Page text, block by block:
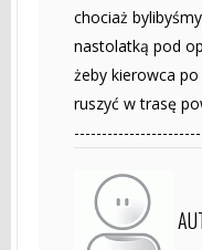
chociaż
nastolatką pod
żeby kierowca
ruszyć w trasę